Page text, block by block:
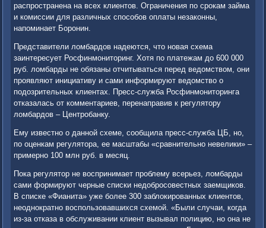
распространена на всех клиентов. Ограничения по срокам займа
и комиссии для различных способов оплаты незаконны,
напоминает Боронин.
Представители ломбардов надеются, что новая схема
заинтересует Росфинмониторинг. Хотя по платежам до 600 000
руб. ломбарды не обязаны отчитываться перед ведомством, они
проявляют инициативу и сами информируют ведомство о
подозрительных клиентах. Пресс-служба Росфинмониторинга
отказалась от комментариев, перенаправив к регулятору
ломбардов – Центробанку.
Ему известно о данной схеме, сообщила пресс-служба ЦБ, но,
по оценкам регулятора, ее масштабы «сравнительно невелики» –
примерно 100 млн руб. в месяц.
Пока регулятор не воспринимает проблему всерьез, ломбарды
сами формируют черные списки недобросовестных заемщиков.
В списке «Фианита» уже более 300 заблокированных клиентов,
неоднократно воспользовавшихся схемой. «Были случаи, когда
из-за отказа в обслуживании клиент вызывал полицию, но она не